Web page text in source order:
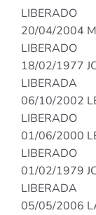
LIBERADO
20/04/2004
LIBERADO
18/02/1977
LIBERADA
06/10/2002
LIBERADO
01/06/2000
LIBERADO
01/02/1979
LIBERADA
05/05/2006